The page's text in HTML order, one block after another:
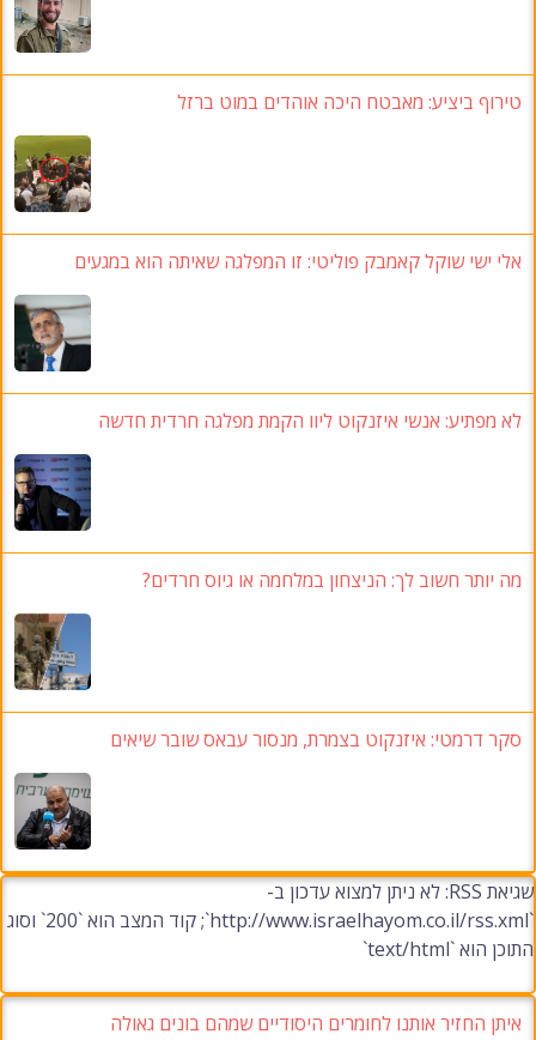
טירוף ביציע: מאבטח היכה אוהדים במוט ברזל
אלי ישי שוקל קאמבק פוליטי: זו המפלגה שאיתה הוא במגעים
לא מפתיע: אנשי איזנקוט ליוו הקמת מפלגה חרדית חדשה
מה יותר חשוב לך: הניצחון במלחמה או גיוס חרדים?
סקר דרמטי: איזנקוט בצמרת, מנסור עבאס שובר שיאים
שגיאת RSS: לא ניתן למצוא עדכון ב-
`http://www.israelhayom.co.il/rss.xml`; קוד המצב הוא `200` וסוג
התוכן הוא `text/html`
איתן החזיר אותנו לחומרים היסודיים שמהם בונים גאולה